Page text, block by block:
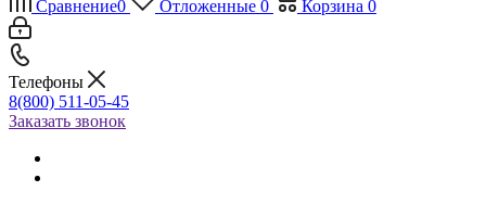
Сравнение0 Отложенные 0 Корзина 0
Телефоны
8(800) 511-05-45
Заказать звонок